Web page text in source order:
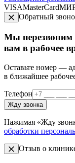
VISAMasterCard
Обратный
Мы перезвоним
вам в рабочее
Оставьте номер —
в ближайшее
Телефон
Жду звонка
Нажимая «Жду
обработки
Отзыв о